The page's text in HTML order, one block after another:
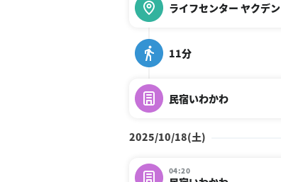
ライフセンター ヤクデン
11分
民宿いわかわ
2025/10/18(土)
04:20